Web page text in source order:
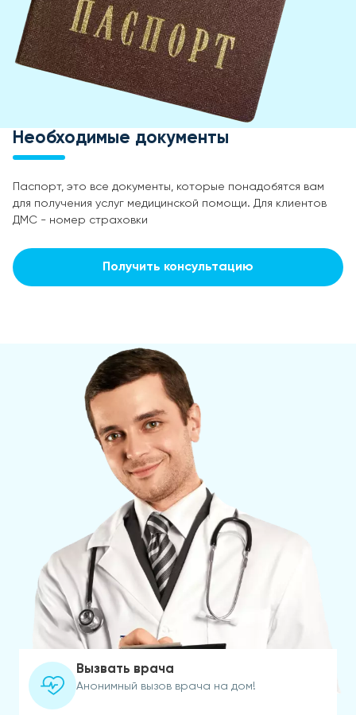
Необходимые документы
Паспорт, это все документы, которые понадобятся вам
для получения услуг медицинской помощи. Для клиентов
ДМС - номер страховки
Получить консультацию
Вызвать врача
Анонимный вызов врача на дом!